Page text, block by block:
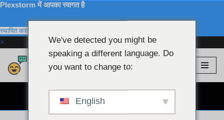
Plexstorm में आपका स्वागत है
स्थापित करना
×
इसे
पर
Plexstorm 💖 वीआईपी मॉडल
निःशुल्क वेबकैम चैट 👉
We've detected you might be
speaking a different language. Do
you want to change to:
English